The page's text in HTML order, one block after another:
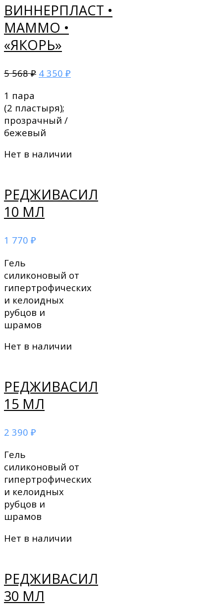
ВИННЕРПЛАСТ •
МАММО •
«ЯКОРЬ»
5 568₽ 4 350 ₽
1 пара
(2 пластыря);
прозрачный /
бежевый
Нет в наличии
РЕДЖИВАСИЛ
10 МЛ
1 770 ₽
Гель
силиконовый от
гипертрофических
и келоидных
рубцов и
шрамов
Нет в наличии
РЕДЖИВАСИЛ
15 МЛ
2 390 ₽
Гель
силиконовый от
гипертрофических
и келоидных
рубцов и
шрамов
Нет в наличии
РЕДЖИВАСИЛ
30 МЛ